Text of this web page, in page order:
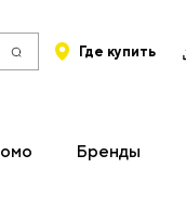
Где купить
Бренды